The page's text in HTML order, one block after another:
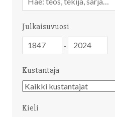
sanahaku
Julkaisuvuosi
-
Kustantaja
Kustantaja
Kieli